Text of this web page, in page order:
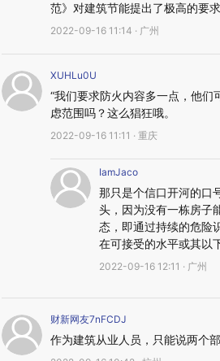
范》对建筑节能提出了极高的要
2022-09-16 11:14 · 广州
XUHLu0U
“我们要求防火内容多一点，他
虑范围吗？这么猖狂哦。
2022-09-16 11:11 · 重庆
IamJaco
那只是个信口开河的口
头，因为没有一栋房子
态，即通过持续的危险
在可接受的水平或其以
2022-09-16 12:11 · 广州
财新网友7nFCDJ
作为建筑从业人员，只能说两个